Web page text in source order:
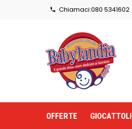
 Chiamaci:080 5341602
OFFERTE GIOCATTOLI